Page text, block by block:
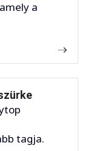
a
tagja.